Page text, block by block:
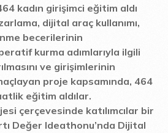
kadın girişimci eğitim aldı
dijital araç kullanımı,
becerilerinin
kurma adımlarıyla ilgili
ve girişimlerinin
proje kapsamında, 464
eğitim aldılar.
çerçevesinde katılımcılar bir
Değer Ideathonu’nda Dijital